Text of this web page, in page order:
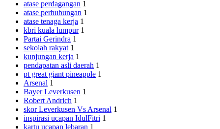
atase perdagangan 1
atase perhubungan 1
atase tenaga kerja 1
kbri kuala lumpur 1
Partai Gerindra 1
sekolah rakyat 1
kunjungan kerja 1
pendapatan asli daerah 1
pt great giant pineapple 1
Arsenal 1
Bayer Leverkusen 1
Robert Andrich 1
skor Leverkusen Vs Arsenal 1
inspirasi ucapan IdulFitri 1
kartu ucapan lebaran 1